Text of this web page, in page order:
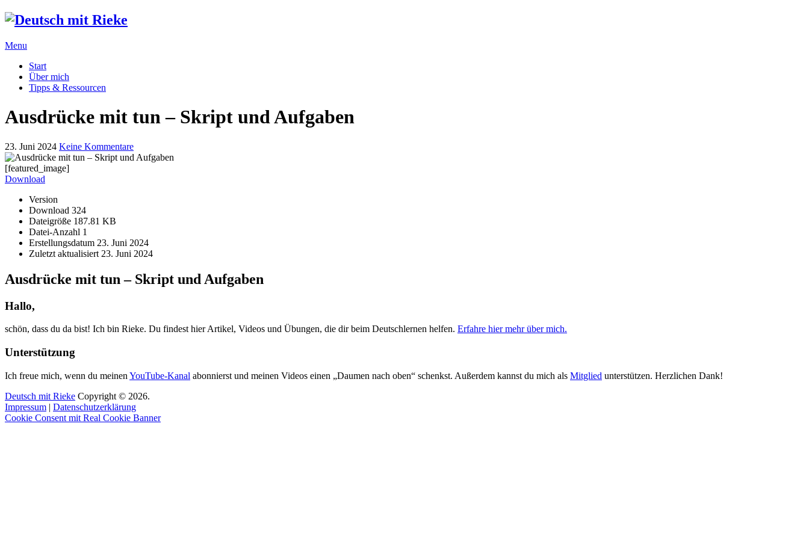
Menu
Start
Über mich
Tipps & Ressourcen
Ausdrücke mit tun – Skript und Aufgaben
23. Juni 2024 Keine Kommentare
[featured_image]
Download
Version
Download 324
Dateigröße 187.81 KB
Datei-Anzahl 1
Erstellungsdatum 23. Juni 2024
Zuletzt aktualisiert 23. Juni 2024
Ausdrücke mit tun – Skript und Aufgaben
Hallo,
schön, dass du da bist! Ich bin Rieke. Du findest hier Artikel, Videos und Übungen, die dir beim Deutschlernen helfen. Erfahre hier mehr über mich.
Unterstützung
Ich freue mich, wenn du meinen YouTube-Kanal abonnierst und meinen Videos einen „Daumen nach oben“ schenkst. Außerdem kannst du mich als Mitglied unterstützen. Herzlichen Dank!
Deutsch mit Rieke Copyright © 2026.
Impressum | Datenschutzerklärung
Cookie Consent mit Real Cookie Banner